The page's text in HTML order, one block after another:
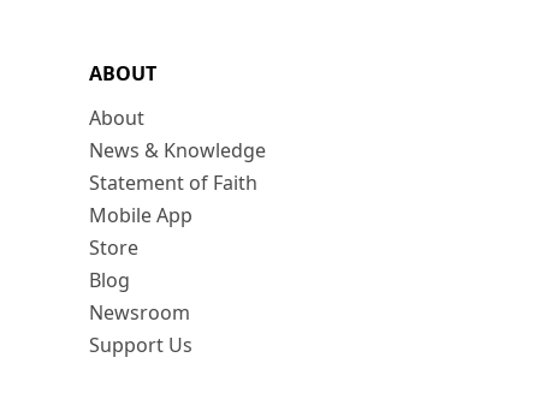
ABOUT
About
News & Knowledge
Statement of Faith
Mobile App
Store
Blog
Newsroom
Support Us